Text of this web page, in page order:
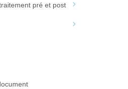
pré et post